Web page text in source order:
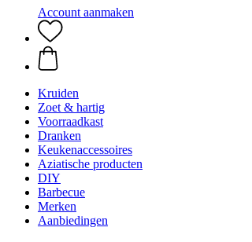
Account aanmaken
Kruiden
Zoet & hartig
Voorraadkast
Dranken
Keukenaccessoires
Aziatische producten
DIY
Barbecue
Merken
Aanbiedingen